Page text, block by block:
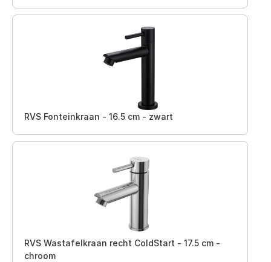
RVS Fonteinkraan - 16.5 cm - zwart
RVS Wastafelkraan recht ColdStart - 17.5 cm -
chroom